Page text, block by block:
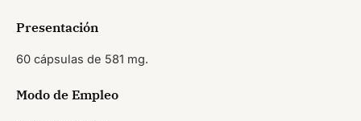
Presentación
60 cápsulas de 581 mg.
Modo de Empleo